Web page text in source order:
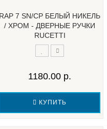
RAP 7 SN/CP БЕЛЫЙ НИКЕЛЬ
/ ХРОМ - ДВЕРНЫЕ РУЧКИ
RUCETTI
1180.00 р.
КУПИТЬ